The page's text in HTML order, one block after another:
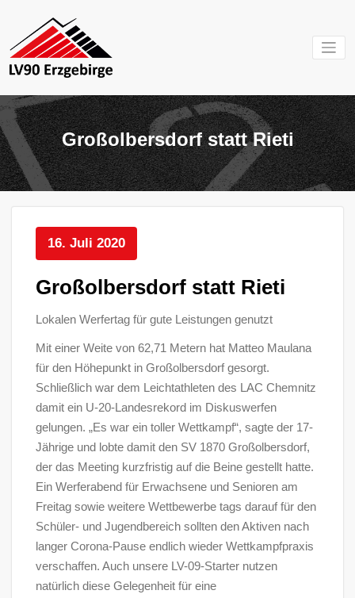
springen
e.V.
Mein Verein im
Großolbersdorf statt Rieti
16. Juli 2020
Großolbersdorf statt Rieti
Lokalen Werfertag für gute Leistungen genutzt
Mit einer Weite von 62,71 Metern hat Matteo Maulana
für den Höhepunkt in Großolbersdorf gesorgt.
Schließlich war dem Leichtathleten des LAC Chemnitz
damit ein U-20-Landesrekord im Diskuswerfen
gelungen. „Es war ein toller Wettkampf“, sagte der 17-
Jährige und lobte damit den SV 1870 Großolbersdorf,
der das Meeting kurzfristig auf die Beine gestellt hatte.
Ein Werferabend für Erwachsene und Senioren am
Freitag sowie weitere Wettbewerbe tags darauf für den
Schüler- und Jugendbereich sollten den Aktiven nach
langer Corona-Pause endlich wieder Wettkampfpraxis
verschaffen. Auch unsere LV-09-Starter nutzen
natürlich diese Gelegenheit für eine